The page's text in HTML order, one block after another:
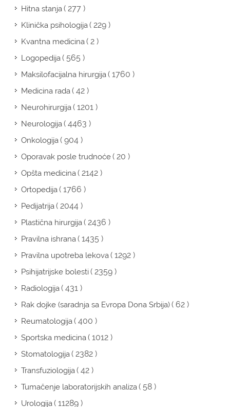
Hitna stanja( 277 )
Klinička psihologija( 229 )
Kvantna medicina( 2 )
Logopedija( 565 )
Maksilofacijalna hirurgija( 1760 )
Medicina rada( 42 )
Neurohirurgija( 1201 )
Neurologija( 4463 )
Onkologija( 904 )
Oporavak posle trudnoće( 20 )
Opšta medicina( 2142 )
Ortopedija( 1766 )
Pedijatrija( 2044 )
Plastična hirurgija( 2436 )
Pravilna ishrana( 1435 )
Pravilna upotreba lekova( 1292 )
Psihijatrijske bolesti( 2359 )
Radiologija( 431 )
Rak dojke (saradnja sa Evropa Dona Srbija)( 62 )
Reumatologija( 400 )
Sportska medicina( 1012 )
Stomatologija( 2382 )
Transfuziologija( 42 )
Tumačenje laboratorijskih analiza( 58 )
Urologija( 11289 )